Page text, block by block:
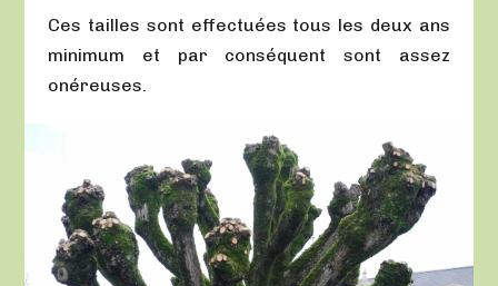
Ces tailles sont effectuées tous les deux ans
minimum et par conséquent sont assez
onéreuses.